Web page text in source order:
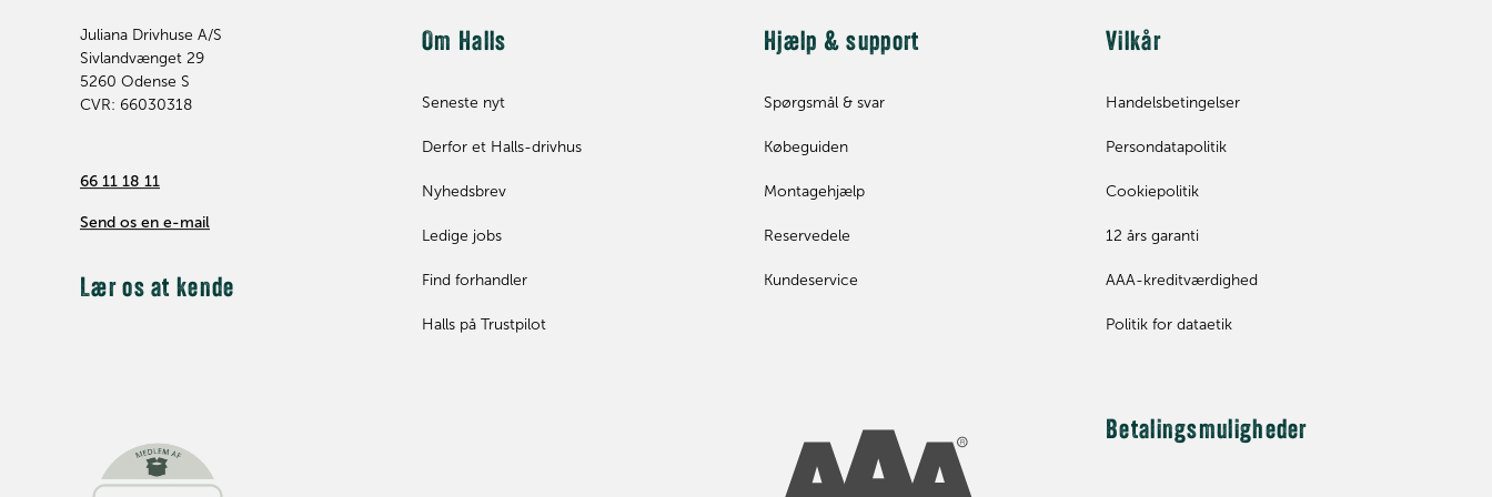
Juliana Drivhuse A/S
Sivlandvænget 29
5260 Odense S
CVR: 66030318
66 11 18 11
Send os en e-mail
Lær os at kende
Om Halls
Seneste nyt
Derfor et Halls-drivhus
Nyhedsbrev
Ledige jobs
Find forhandler
Halls på Trustpilot
Hjælp & support
Spørgsmål & svar
Købeguiden
Montagehjælp
Reservedele
Kundeservice
Vilkår
Handelsbetingelser
Persondatapolitik
Cookiepolitik
12 års garanti
AAA-kreditværdighed
Politik for dataetik
Betalingsmuligheder